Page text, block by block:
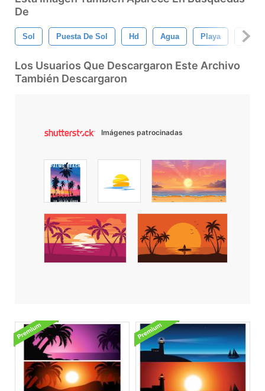
De
Sol Puesta De Sol Hd Agua Playa
Los Usuarios Que Descargaron Este Archivo
También Descargaron
Imágenes patrocinadas